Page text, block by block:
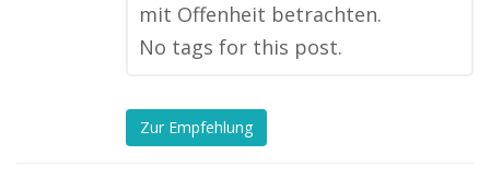
mit Offenheit betrachten.
No tags for this post.
Zur Empfehlung